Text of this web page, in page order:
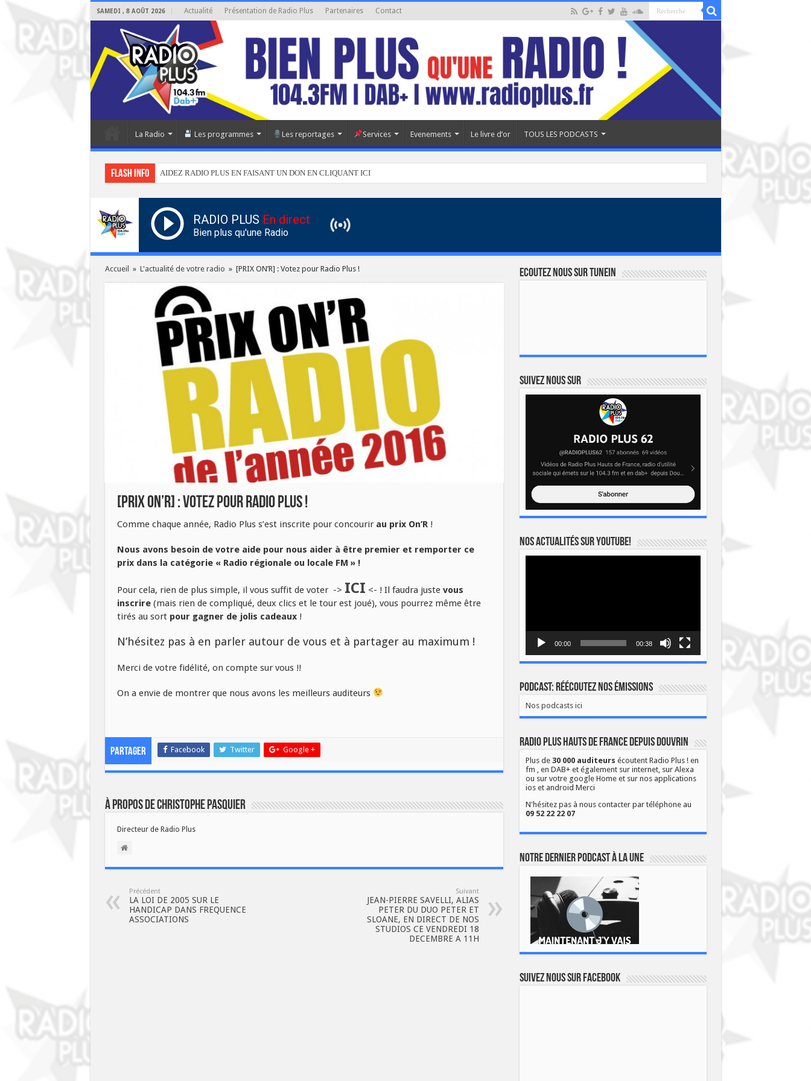
SAMEDI , 8 AOÛT 2026 Actualité Présentation de Radio Plus Partenaires Contact
La Radio Les programmes Les reportages Services Evenements Le livre d’or TOUS LES PODCASTS
Flash info AIDEZ RADIO PLUS EN FAISANT UN DON EN CLIQUANT ICI
RADIO PLUS En direct
Bien plus qu'une Radio
Accueil » L'actualité de votre radio » [PRIX ON’R] : Votez pour Radio Plus !
[PRIX ON’R] : Votez pour Radio Plus !
Comme chaque année, Radio Plus s’est inscrite pour concourir au prix On’R!
Nous avons besoin de votre aide pour nous aider à être premier et remporter ce
prix dans la catégorie « Radio régionale ou locale FM » !
Pour cela, rien de plus simple, il vous suffit de voter -> ICI <- ! Il faudra juste vous
inscrire(mais rien de compliqué, deux clics et le tour est joué), vous pourrez même être
tirés au sort pour gagner de jolis cadeaux!
N’hésitez pas à en parler autour de vous et à partager au maximum !
Merci de votre fidélité, on compte sur vous !!
On a envie de montrer que nous avons les meilleurs auditeurs
Partager Facebook Twitter Google +
À propos de Christophe PASQUIER
Directeur de Radio Plus
Précédent
LA LOI DE 2005 SUR LE
HANDICAP DANS FREQUENCE
ASSOCIATIONS
Suivant
JEAN-PIERRE SAVELLI, ALIAS
PETER DU DUO PETER ET
SLOANE, EN DIRECT DE NOS
STUDIOS CE VENDREDI 18
DECEMBRE A 11H
Ecoutez nous sur TuneIn
Suivez nous sur
Nos actualités sur YOUTUBE!
00:00 00:38
Podcast: Réécoutez nos émissions
Nos podcasts ici
Radio Plus Hauts de France depuis Douvrin
Plus de 30 000 auditeurs écoutent Radio Plus ! en
fm , en DAB+ et également sur internet, sur Alexa
ou sur votre google Home et sur nos applications
ios et android Merci
N'hésitez pas à nous contacter par téléphone au
09 52 22 22 07
Notre dernier podcast à la une
Suivez nous sur Facebook